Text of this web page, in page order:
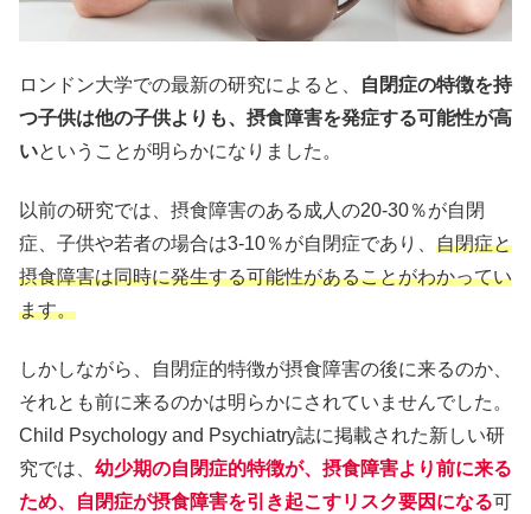
ロンドン大学での最新の研究によると、
自閉症の特徴を持
つ子供は他の子供よりも、摂食障害を発症する可能性が高
いということが明らかになりました。
以前の研究では、摂食障害のある成人の20-30％が自閉
症、子供や若者の場合は3-10％が自閉症であり、 自閉症と
摂食障害は同時に発生する可能性があることがわかってい
ます。
しかしながら、自閉症的特徴が摂食障害の後に来るのか、
それとも前に来るのかは明らかにされていませんでした。
Child Psychology and Psychiatry誌に掲載された新しい研
究では、 幼少期の自閉症的特徴が、摂食障害より前に来る
ため、自閉症が摂食障害を引き起こすリスク要因になる可